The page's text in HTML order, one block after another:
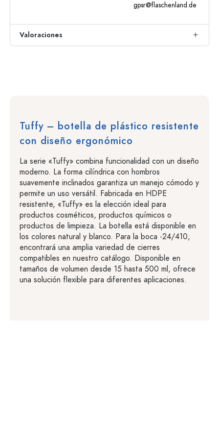
gpsr@flaschenland.de
Valoraciones
Tuffy – botella de plástico resistente
con diseño ergonómico
La serie «Tuffy» combina funcionalidad con un diseño
moderno. La forma cilíndrica con hombros
suavemente inclinados garantiza un manejo cómodo y
permite un uso versátil. Fabricada en HDPE
resistente, «Tuffy» es la elección ideal para
productos cosméticos, productos químicos o
productos de limpieza. La botella está disponible en
los colores natural y blanco. Para la boca -24/410,
encontrará una amplia variedad de cierres
compatibles en nuestro catálogo. Disponible en
tamaños de volumen desde 15 hasta 500 ml, ofrece
una solución flexible para diferentes aplicaciones.